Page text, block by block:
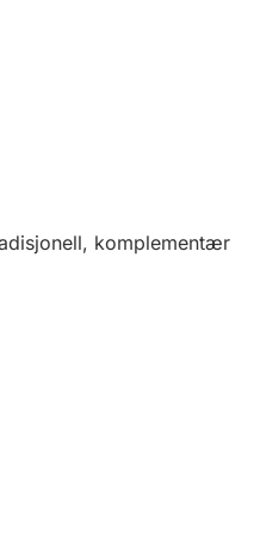
komplementær